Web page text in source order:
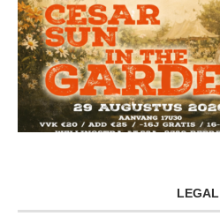
LEGAL